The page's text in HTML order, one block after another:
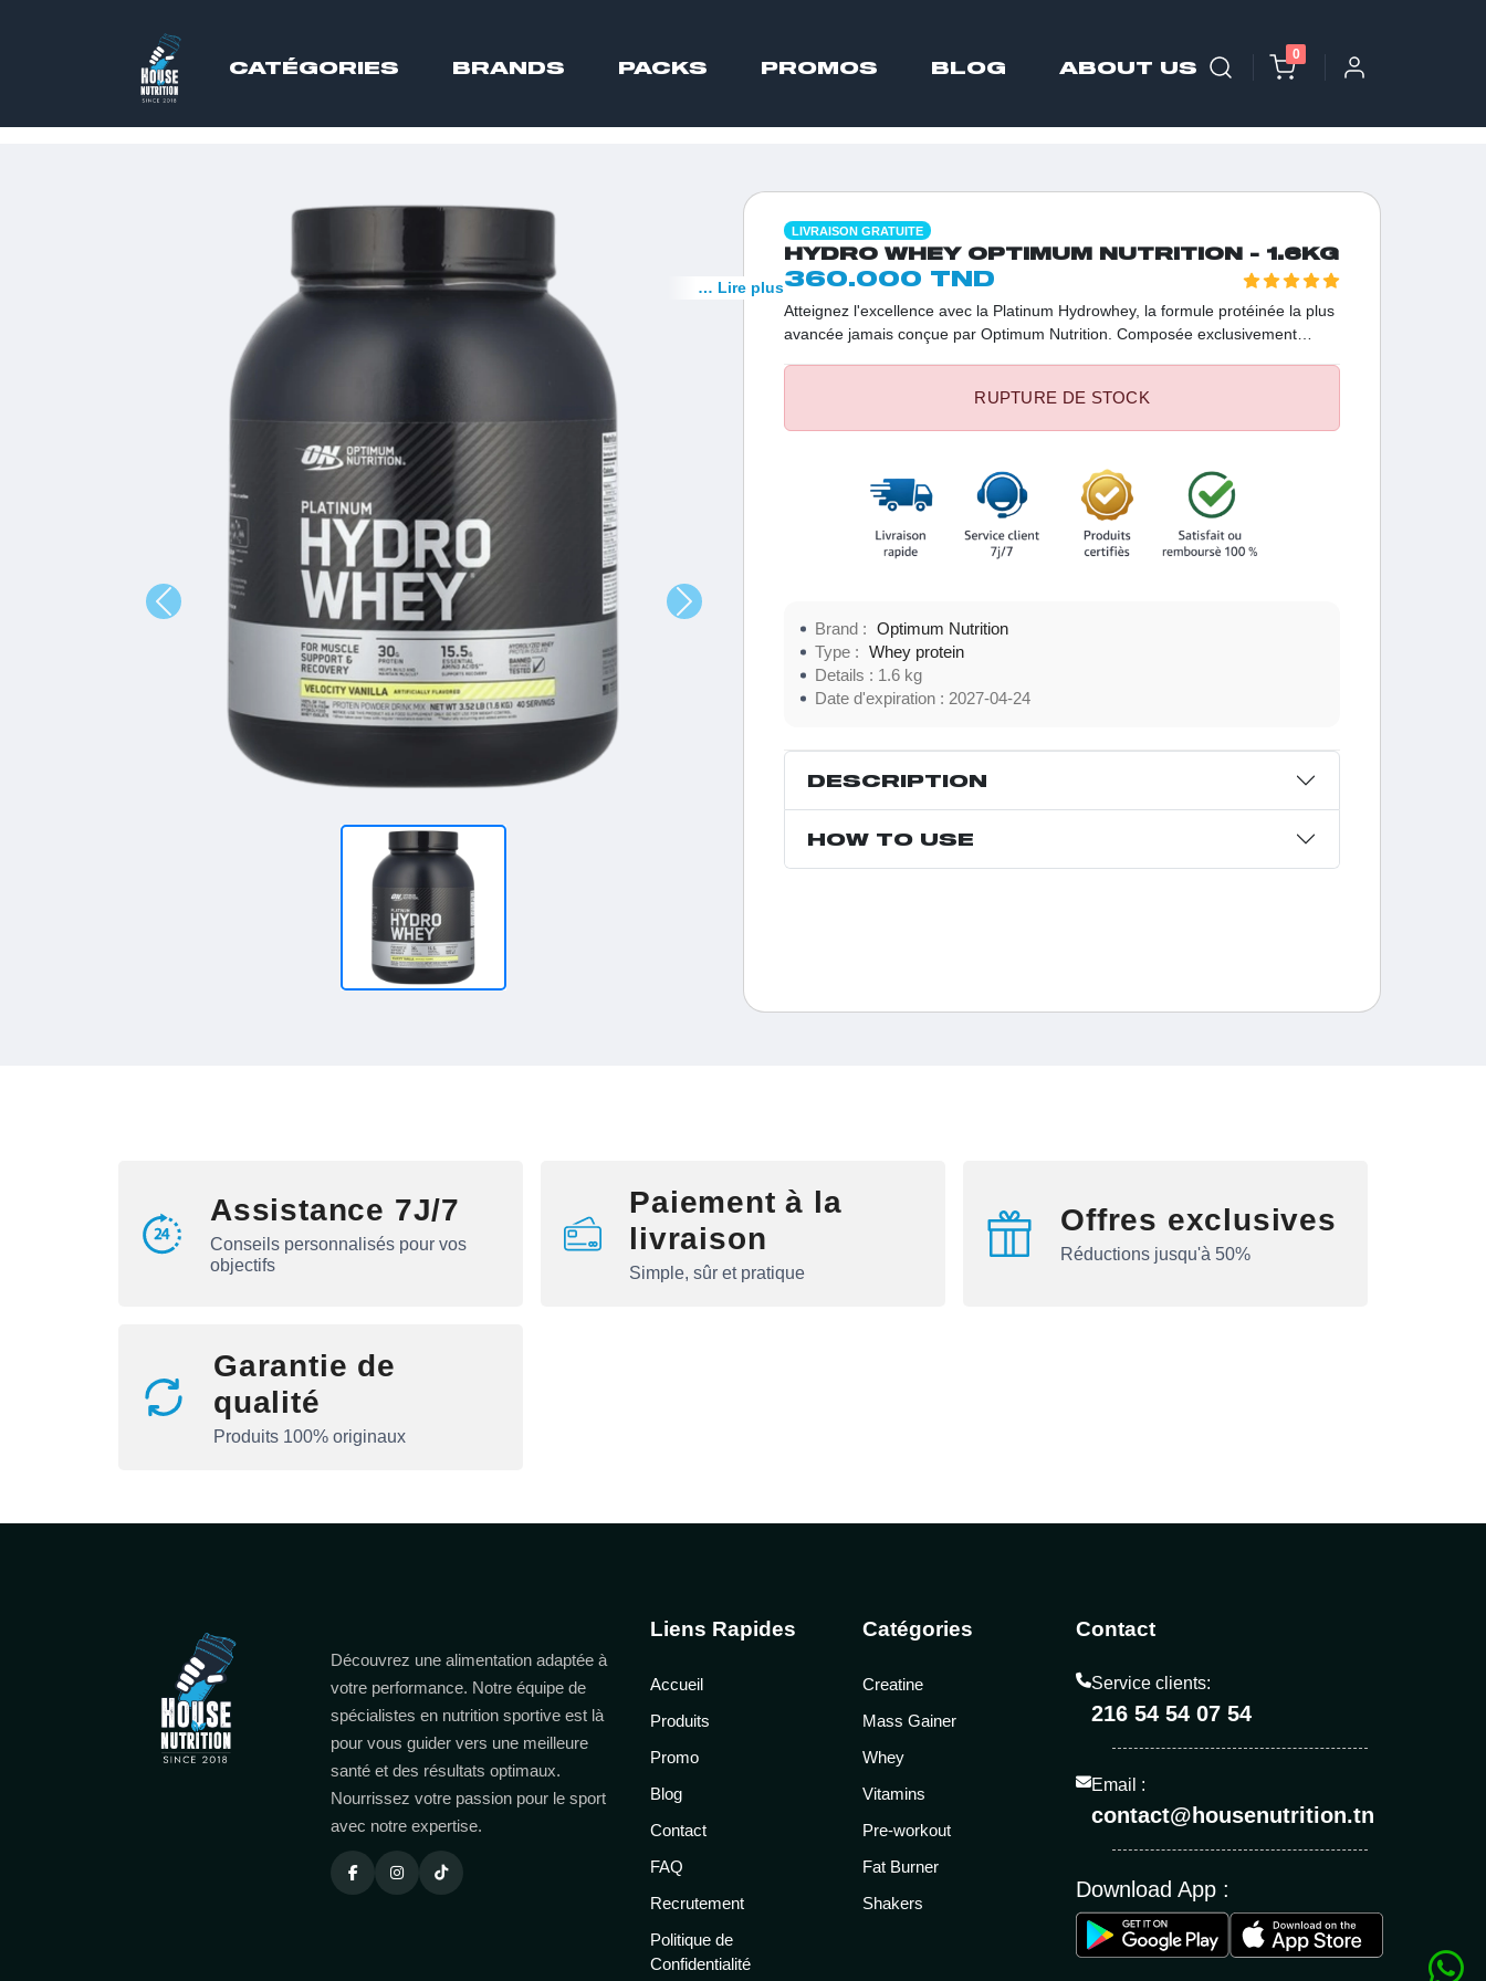
CATÉGORIES BRANDS PACKS PROMOS BLOG ABOUT US
0
LIVRAISON GRATUITE
HYDRO WHEY OPTIMUM NUTRITION - 1.6KG
360.000 TND
Atteignez l'excellence avec la Platinum Hydrowhey, la formule protéinée la plus
avancée jamais conçue par Optimum Nutrition. Composée exclusivement
par dose, c'est l'atout ultime des athlètes exigeants en Tunisie pour une
croissance musculaire immédiate.
… Lire plus
RUPTURE DE STOCK
Brand :
Optimum Nutrition
Type :
Whey protein
Details :
1.6 kg
Date d'expiration : 2027-04-24
DESCRIPTION
HOW TO USE
Assistance 7J/7
Conseils personnalisés pour vos
objectifs
Paiement à la
livraison
Simple, sûr et pratique
Offres exclusives
Réductions jusqu'à 50%
Garantie de
qualité
Produits 100% originaux
Découvrez une alimentation adaptée à
votre performance. Notre équipe de
spécialistes en nutrition sportive est là
pour vous guider vers une meilleure
santé et des résultats optimaux.
Nourrissez votre passion pour le sport
avec notre expertise.
Liens Rapides
Accueil
Produits
Promo
Blog
Contact
FAQ
Recrutement
Politique de
Confidentialité
Catégories
Creatine
Mass Gainer
Whey
Vitamins
Pre-workout
Fat Burner
Shakers
Contact
Service clients:
216 54 54 07 54
Email :
contact@housenutrition.tn
Download App :